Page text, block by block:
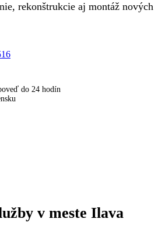
rekonštrukcie aj montáž nových
do 24 hodín
v meste Ilava